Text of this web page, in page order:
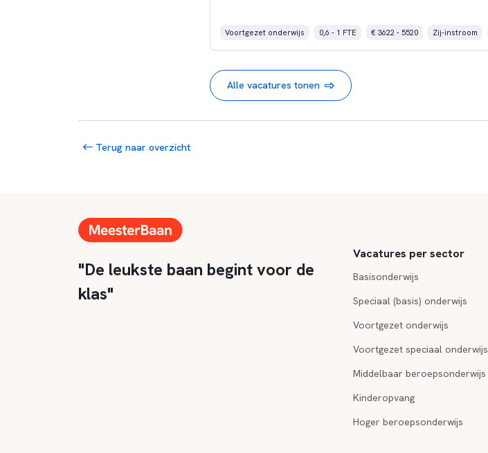
Voortgezet onderwijs 0,6 - 1 FTE € 3622 - 5520 Zij-instroom
Alle vacatures tonen
Terug naar overzicht
"De leukste baan begint voor de
klas"
Vacatures per sector
Basisonderwijs
Speciaal (basis) onderwijs
Voortgezet onderwijs
Voortgezet speciaal onderwijs
Middelbaar beroepsonderwijs
Kinderopvang
Hoger beroepsonderwijs